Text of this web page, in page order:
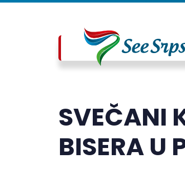
SVEČANI
BISERA U